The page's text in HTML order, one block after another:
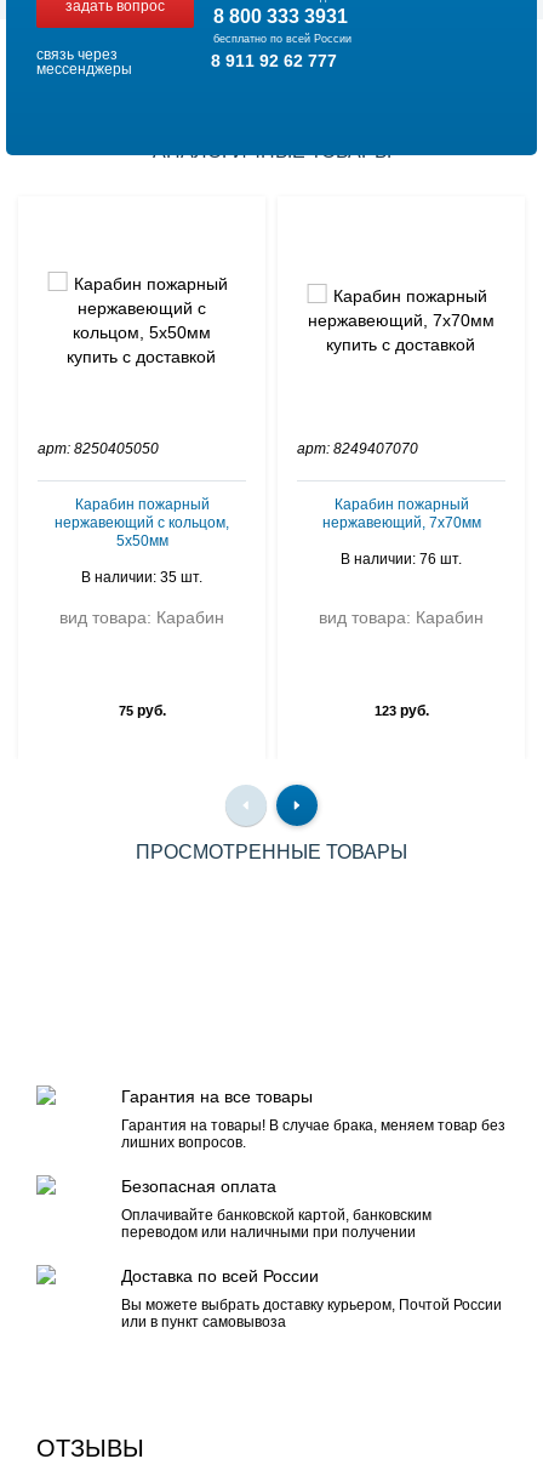
задать вопрос 8 800 333 3931
бесплатно по всей России
связь через
мессенджеры
8 911 92 62 777
АНАЛОГИЧНЫЕ ТОВАРЫ
арт: 8250405050
Карабин пожарный
нержавеющий с кольцом,
5х50мм
В наличии: 35 шт.
вид товара: Карабин
75руб.
арт: 8249407070
Карабин пожарный
нержавеющий, 7х70мм
В наличии: 76 шт.
вид товара: Карабин
123руб.
ПРОСМОТРЕННЫЕ ТОВАРЫ
Гарантия на все товары
Гарантия на товары! В случае брака, меняем товар без
лишних вопросов.
Безопасная оплата
Оплачивайте банковской картой, банковским
переводом или наличными при получении
Доставка по всей России
Вы можете выбрать доставку курьером, Почтой России
или в пункт самовывоза
ОТЗЫВЫ